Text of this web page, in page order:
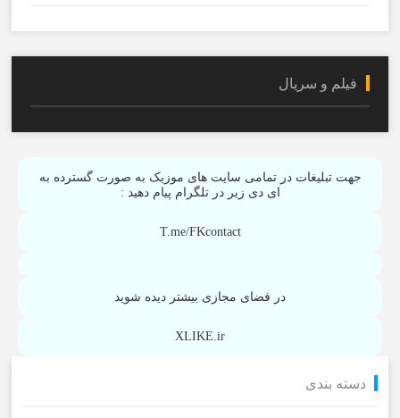
فیلم و سریال
جهت تبلیغات در تمامی سایت های موزیک به صورت گسترده به
ای دی زیر در تلگرام پیام دهید :
T.me/FKcontact
در فضای مجازی بیشتر دیده شوید
XLIKE.ir
دسته بندی